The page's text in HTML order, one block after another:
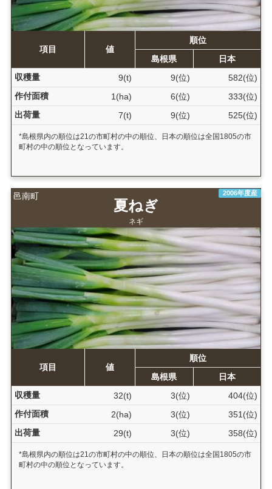
項目 値
順位
島根県
日本
収穫量
9(t) 9(位)
582(位)
作付面積
1(ha) 6(位)
333(位)
出荷量
7(t) 9(位) 525(位)
*島根県内の順位は21の市町村の中の順位、日本の順位は全国1805の市
町村の中の順位となっています。
邑南町 2006年度産
夏ねぎ
ネギ
項目 値
順位
島根県
日本
収穫量
32(t) 3(位)
404(位)
作付面積
2(ha) 3(位)
351(位)
出荷量
29(t) 3(位) 358(位)
*島根県内の順位は21の市町村の中の順位、日本の順位は全国1805の市
町村の中の順位となっています。